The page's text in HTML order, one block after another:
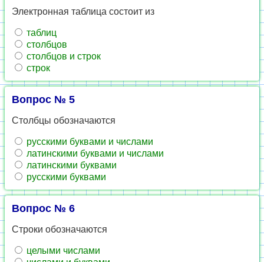
Электронная таблица состоит из
таблиц
столбцов
столбцов и строк
строк
Вопрос № 5
Столбцы обозначаются
русскими буквами и числами
латинскими буквами и числами
латинскими буквами
русскими буквами
Вопрос № 6
Строки обозначаются
целыми числами